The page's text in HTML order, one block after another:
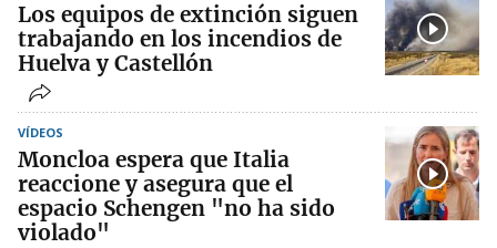
Los equipos de extinción siguen
trabajando en los incendios de
Huelva y Castellón
VÍDEOS
Moncloa espera que Italia
reaccione y asegura que el
espacio Schengen "no ha sido
violado"